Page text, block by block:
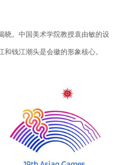
晓。中国美术学院教授袁由敏的设
和钱江潮头是会徽的形象核心。